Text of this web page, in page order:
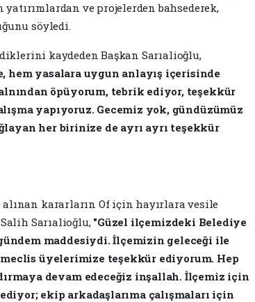
yatırımlardan ve projelerden bahsederek,
söyledi.
kaydeden Başkan Sarıalioğlu,
hem yasalara uygun anlayış içerisinde
öpüyorum, tebrik ediyor, teşekkür
yapıyoruz. Gecemiz yok, gündüzümüz
her birinize de ayrı ayrı teşekkür
kararların Of için hayırlara vesile
Sarıalioğlu,"Güzel ilçemizdeki Belediye
maddesiydi. İlçemizin geleceği ile
üyelerimize teşekkür ediyorum. Hep
devam edeceğiz inşallah. İlçemiz için
ekip arkadaşlarıma çalışmaları için